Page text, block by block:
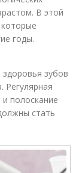
В этой
годы.
зубов
Регулярная
полоскание
стать